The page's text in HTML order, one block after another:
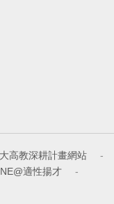
高教深耕計畫網站
-
適性揚才
-